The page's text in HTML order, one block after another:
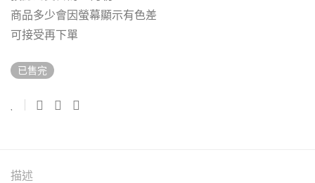
商品多少會因螢幕顯示有色差
可接受再下單
已售完
描述